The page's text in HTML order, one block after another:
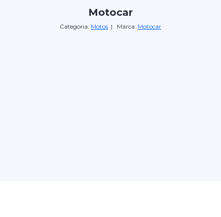
Motocar
Categoria: Motos | Marca: Motocar